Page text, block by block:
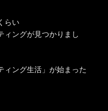
らい
ィングが見つかりまし
ィング生活」が始まった